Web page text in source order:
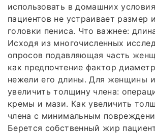
использовать в домашних
пациентов не устраивает размер
головки пениса. Что важнее:
Исходя из многочисленных
опросов подавляющая часть
как предпочтение фактор
нежели его длины. Для женщины
увеличить толщину члена:
кремы и мази. Как увеличить
члена с минимальным
Берется собственный жир